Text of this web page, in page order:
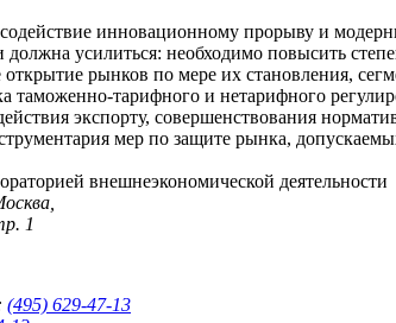
инновационному прорыву и
должна усилиться: необходимо повысить
открытие рынков по мере их становления,
таможенно-тарифного и нетарифного
экспорту, совершенствования
мер по защите рынка,
внешнеэкономической деятельности
1
(495) 629-47-13